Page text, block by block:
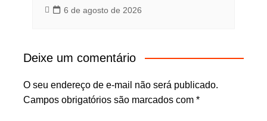
6 de agosto de 2026
Deixe um comentário
O seu endereço de e-mail não será publicado.
Campos obrigatórios são marcados com *